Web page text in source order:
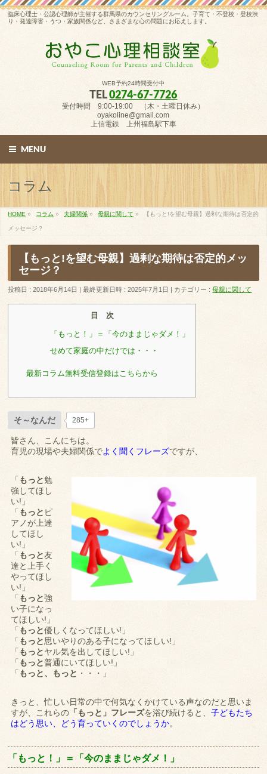
臨床心理士・公認心理師が主催する群馬県のカウンセリングルーム。子育て・不登校・登校渋
り・発達障害・うつ・家族関係など、さまざまな心の問題にお応えします。
WEB予約24時間受付中
TEL0274-67-7726
受付時間 9:00-19:00 （木・土曜日休み）
oyakoline@gmail.com
上信電鉄 上州福島駅下車
MENU
コラム
HOME » コラム » 夫婦関係 » 母親に関して » 【もっと!を望む母親】過剰な期待は否定的
メッセージ？
【もっと!を望む母親】過剰な期待は否定的メッ
セージ？
投稿日 : 2018年6月14日 最終更新日時 : 2025年7月1日 カテゴリー :母親に関して
目 次
「もっと！」＝「今のままじゃダメ！」
せめて家庭の中だけでは・・・
最新コラム無料受信登録はこちらから
そ～なんだ 285+
皆さん、こんにちは。
育児の現場や夫婦関係でよく聞くフレーズですが、
「 もっと勉
強してほし
い!」
「 もっと ピ
アノが上達
してほし
い!」
「 もっと友
達と上手く
やってほし
い!」
「 もっと強
い子になっ
てほしい!」
「 もっと優しくなってほしい!」
「 もっと思いやりのある子になってほしい!」
「 もっとヤル気を出してほしい!」
「 もっと普通にいてほしい!」
「 もっと、もっと ・・・」
きっと、忙しい日常の中で何気なくかけている声なのだと思いま
すが、これらの 「もっと」フレーズを浴び続けると、子どもたち
はどう思い、どう育っていくのでしょうか。
「もっと！」＝「今のままじゃダメ！」